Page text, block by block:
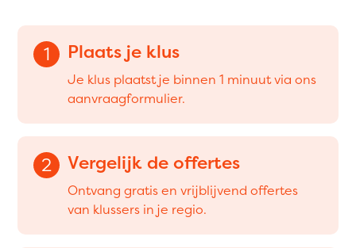
1 Plaats je klus
Je klus plaatst je binnen 1 minuut via ons
aanvraagformulier.
2 Vergelijk de offertes
Ontvang gratis en vrijblijvend offertes
van klussers in je regio.